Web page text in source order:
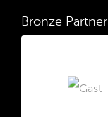
Bronze Partner